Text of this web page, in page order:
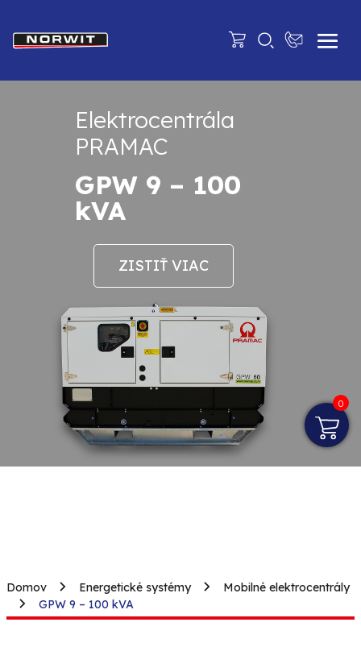
0
Elektrocentrála
PRAMAC
GPW 9 – 100
kVA
ZISTIŤ VIAC
Domov Energetické systémy
Mobilné elektrocentrály
GPW 9 – 100 kVA